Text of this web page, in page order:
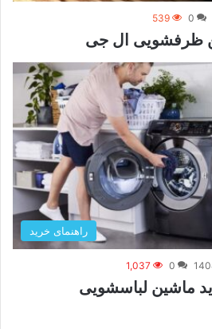
0
539
ظرفشویی ال جی
راهنمای خرید
0
1,037
ماشین لباسشویی